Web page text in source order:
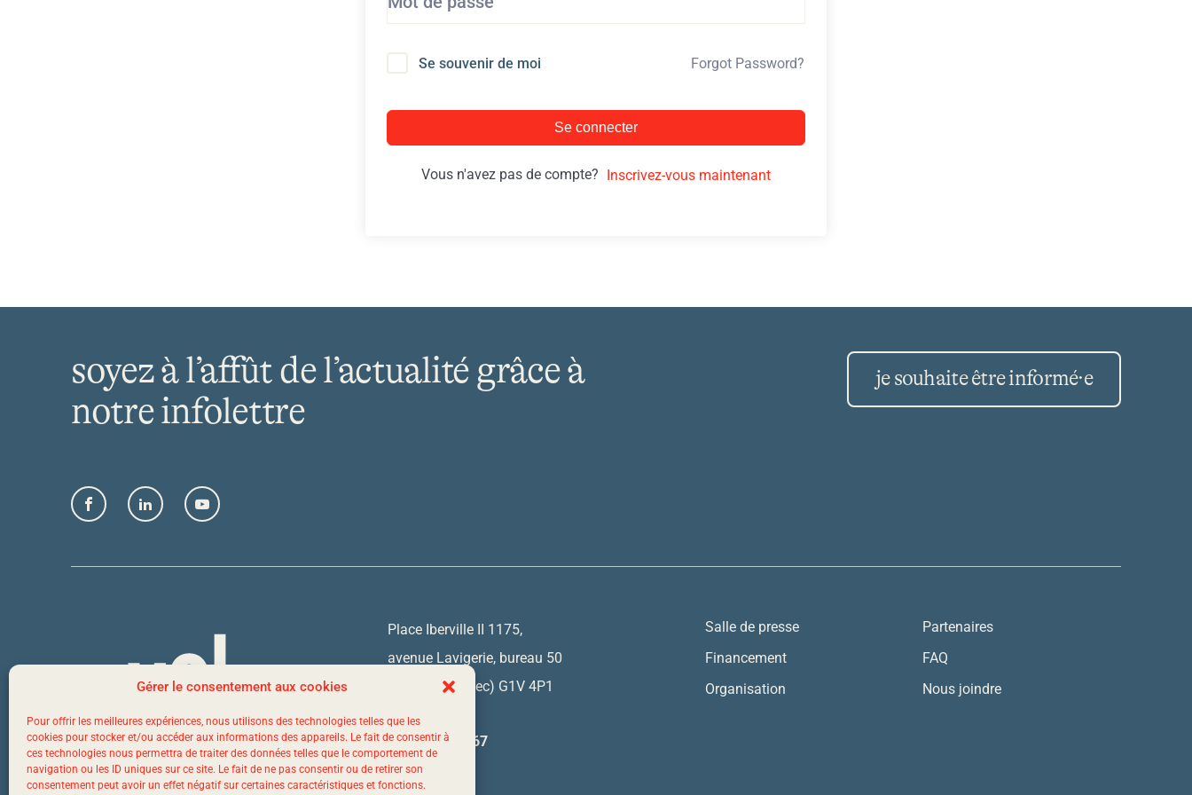
Gérer le consentement aux cookies
Pour offrir les meilleures expériences, nous utilisons des technologies telles que les
cookies pour stocker et/ou accéder aux informations des appareils. Le fait de consentir à
ces technologies nous permettra de traiter des données telles que le comportement de
navigation ou les ID uniques sur ce site. Le fait de ne pas consentir ou de retirer son
consentement peut avoir un effet négatif sur certaines caractéristiques et fonctions.
Se souvenir de moi Forgot Password?
Se connecter
Vous n'avez pas de compte? Inscrivez-vous maintenant
soyez à l’affût de l’actualité grâce à
notre infolettre
FacebookLinkedIn YouTube
je souhaite être informé·e
Place Iberville II 1175,
avenue Lavigerie, bureau 50
Québec (Québec) G1V 4P1
1 844 523-7767
Salle de presse
Financement
Organisation
Partenaires
FAQ
Nous joindre